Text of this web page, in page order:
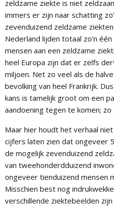
zeldzame ziekte is niet
immers er zijn naar schatting
zevenduizend zeldzame
Nederland lijden totaal zo’n
mensen aan een zeldzame
heel Europa zijn dat er zelfs
miljoen. Net zo veel als de halve
bevolking van heel Frankrijk.
kans is tamelijk groot om een
aandoening tegen te komen;
Maar hier houdt het verhaal
cijfers laten zien dat ongeveer
de mogelijk zevenduizend
van tweehonderdduizend
ongeveer tienduizend mensen
Misschien best nog
verschillende ziektebeelden